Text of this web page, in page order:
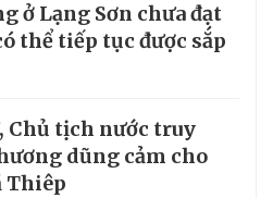
ở Lạng Sơn chưa đạt
thể tiếp tục được sắp
Chủ tịch nước truy
dũng cảm cho
Thiêp